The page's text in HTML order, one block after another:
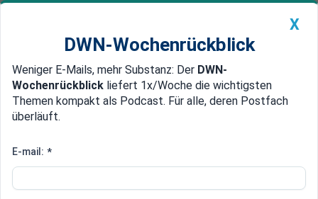
Newsticker MEIN DWN: Geldanlage Premium
Edelmetalle DWN-Magazin China
Jetzt geht's richtig los: Sieben
X
DWN-Wochenrückblick
Weniger E-Mails, mehr Substanz: Der DWN-
Wochenrückblick liefert 1x/Woche die wichtigsten
Themen kompakt als Podcast. Für alle, deren Postfach
überläuft.
E-mail: *